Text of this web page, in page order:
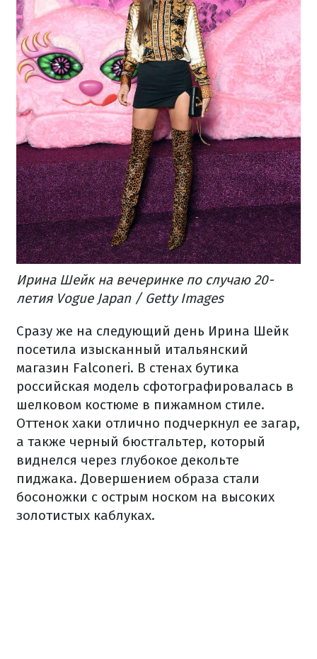
Ирина Шейк на вечеринке по случаю 20-
летия Vogue Japan / Getty Images
Сразу же на следующий день Ирина Шейк
посетила изысканный итальянский
магазин Falconeri. В стенах бутика
российская модель сфотографировалась в
шелковом костюме в пижамном стиле.
Оттенок хаки отлично подчеркнул ее загар,
а также черный бюстгальтер, который
виднелся через глубокое декольте
пиджака. Довершением образа стали
босоножки с острым носком на высоких
золотистых каблуках.